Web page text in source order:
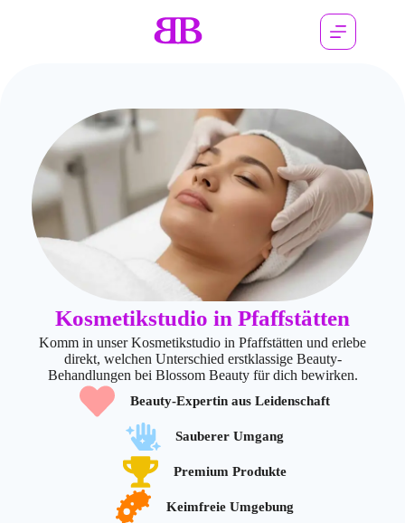
Kosmetikstudio in Pfaffstätten
Komm in unser Kosmetikstudio in Pfaffstätten und erlebe
direkt, welchen Unterschied erstklassige Beauty-
Behandlungen bei Blossom Beauty für dich bewirken.
Beauty-Expertin aus Leidenschaft
Sauberer Umgang
Premium Produkte
Keimfreie Umgebung